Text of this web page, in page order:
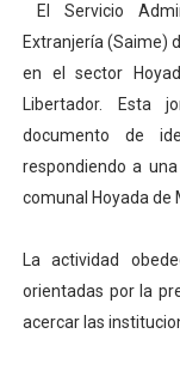
El Servicio
Extranjería (Saime)
en el sector
Libertador. Esta
documento de
respondiendo a
comunal Hoyada de
La actividad
orientadas por la
acercar las